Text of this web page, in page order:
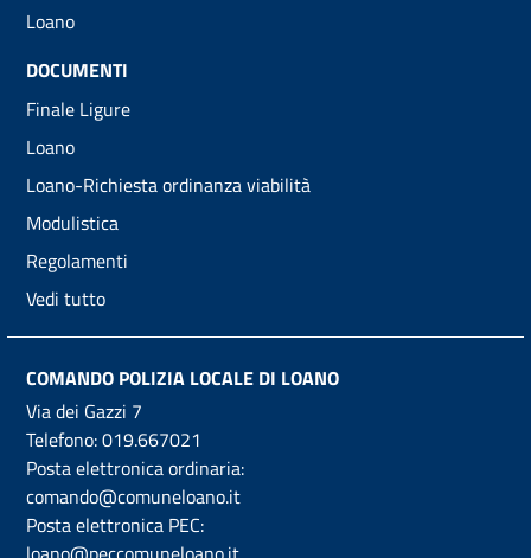
Loano
DOCUMENTI
Finale Ligure
Loano
Loano-Richiesta ordinanza viabilità
Modulistica
Regolamenti
Vedi tutto
COMANDO POLIZIA LOCALE DI LOANO
Via dei Gazzi 7
Telefono:019.667021
Posta elettronica ordinaria:
comando@comuneloano.it
Posta elettronica PEC: